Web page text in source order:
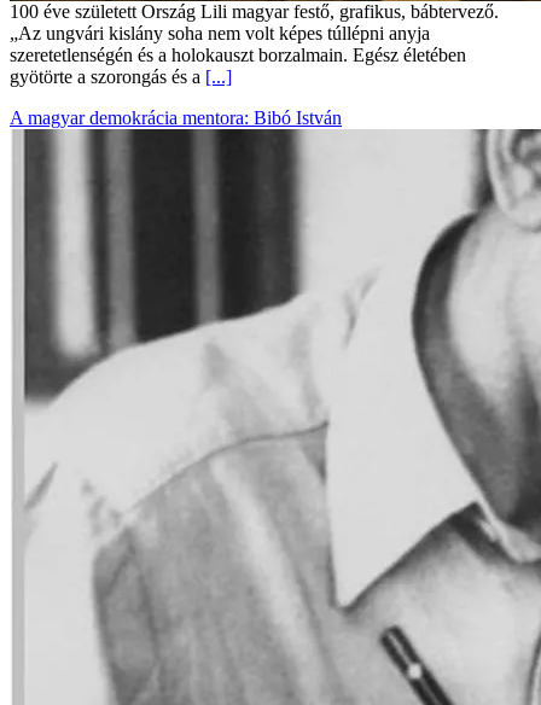
100 éve született Ország Lili magyar festő, grafikus, bábtervező.
„Az ungvári kislány soha nem volt képes túllépni anyja
szeretetlenségén és a holokauszt borzalmain. Egész életében
gyötörte a szorongás és a [...]
A magyar demokrácia mentora: Bibó István